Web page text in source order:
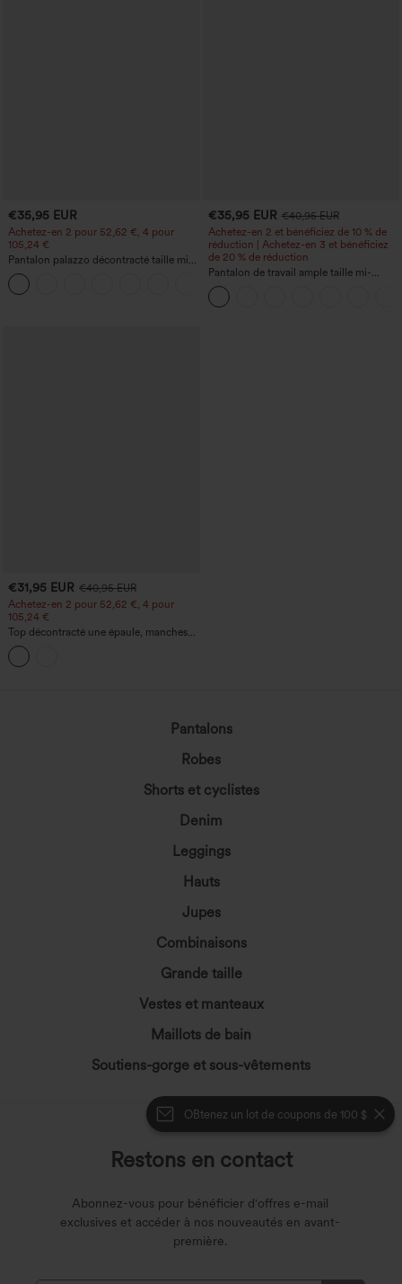
OBtenez un lot de coupons de 100 $
€35,95 EUR
Achetez-en 2 pour 52,62 €, 4 pour
105,24 €
Pantalon palazzo décontracté taille mi-
haute, taille élastique avec cordon,
poches, jambes larges et fluides, coupe
ample
€35,95 EUR €40,95 EUR
Achetez-en 2 et bénéficiez de 10 % de
réduction | Achetez-en 3 et bénéficiez
de 20 % de réduction
Pantalon de travail ample taille mi-
haute, coupe « barrel » (jambe en forme
de tonneau) avec poches
€31,95 EUR €40,95 EUR
Achetez-en 2 pour 52,62 €, 4 pour
105,24 €
Top décontracté une épaule, manches
courtes, ourlet arrondi hi-low,
soutien‑gorge intégré, motif à pois
Pantalons
Robes
Shorts et cyclistes
Denim
Leggings
Hauts
Jupes
Combinaisons
Grande taille
Vestes et manteaux
Maillots de bain
Soutiens-gorge et sous-vêtements
Restons en contact
Abonnez-vous pour bénéficier d'offres e-mail
exclusives et accéder à nos nouveautés en avant-
première.